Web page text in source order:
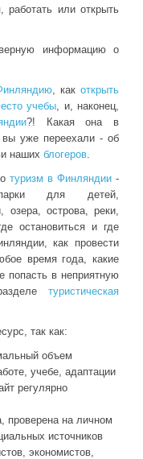
или открыть
информацию о
, какоткрыть
учебы, и, наконец,
?! Какая она в
вы уже переехали - об
наших блогеров.
туризм в Финляндии -
для детей,
озера, острова, реки,
остановиться и где
как провести
время года, какие
попасть в неприятную
туристическая
так как:
объем
учебе, адаптации
регулярно
проверена на личном
источников
экономистов,